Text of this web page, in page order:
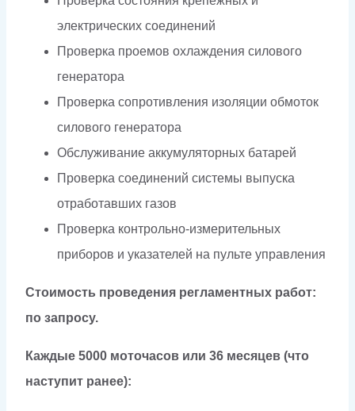
электрических соединений
Проверка проемов охлаждения силового
генератора
Проверка сопротивления изоляции обмоток
силового генератора
Обслуживание аккумуляторных батарей
Проверка соединений системы выпуска
отработавших газов
Проверка контрольно-измерительных
приборов и указателей на пульте управления
Стоимость проведения регламентных работ:
по запросу.
Каждые 5000 моточасов или 36 месяцев (что
наступит ранее):